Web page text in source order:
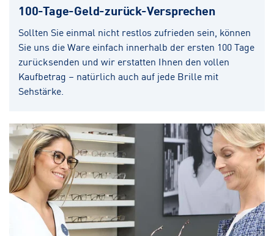
100-Tage-Geld-zurück-Versprechen
Sollten Sie einmal nicht restlos zufrieden sein, können
Sie uns die Ware einfach innerhalb der ersten 100 Tage
zurücksenden und wir erstatten Ihnen den vollen
Kaufbetrag – natürlich auch auf jede Brille mit
Sehstärke.